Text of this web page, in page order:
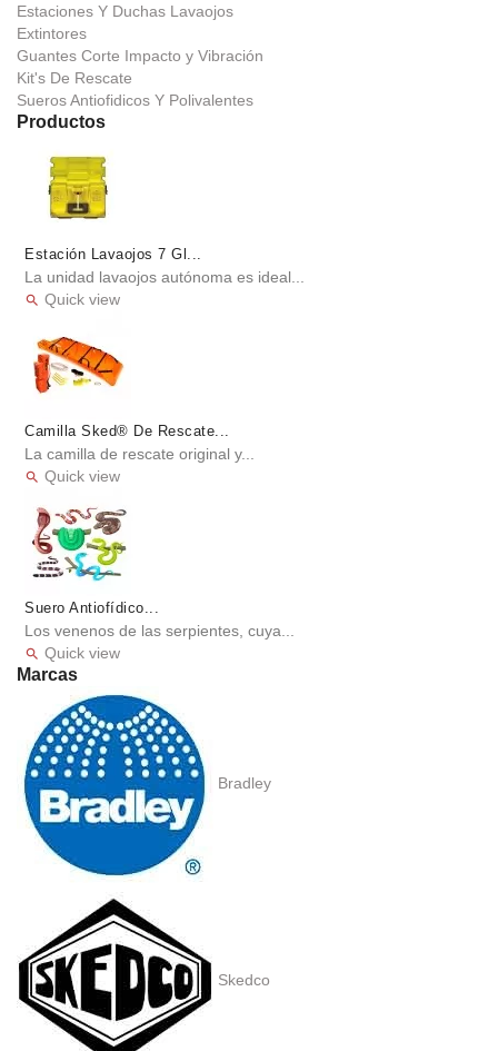
Estaciones Y Duchas Lavaojos
Extintores
Guantes Corte Impacto y Vibración
Kit's De Rescate
Sueros Antiofidicos Y Polivalentes
Productos
Estación Lavaojos 7 Gl...
La unidad lavaojos autónoma es ideal...
 Quick view
Camilla Sked® De Rescate...
La camilla de rescate original y...
 Quick view
Suero Antiofídico...
Los venenos de las serpientes, cuya...
 Quick view
Marcas
Bradley
Skedco